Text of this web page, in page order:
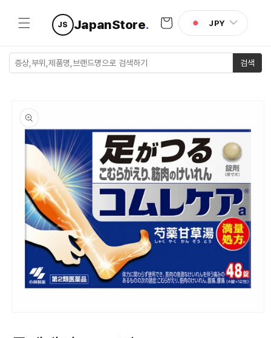
건너뛰기
JS JapanStore.
트
JPY
검색
로 건너뛰
기
에